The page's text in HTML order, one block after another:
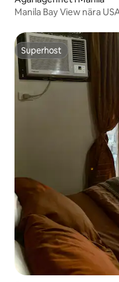
Manila Bay View nära
Superhost
Superhost